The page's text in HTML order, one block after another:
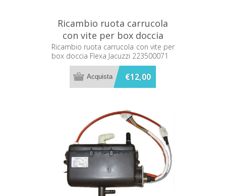
Ricambio ruota carrucola
con vite per box doccia
Flexa Jacuzzi 223500071
Ricambio ruota carrucola con vite per
box doccia Flexa Jacuzzi 223500071
€12,00